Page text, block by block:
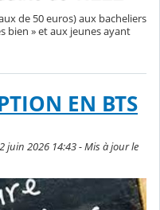
de 50 euros) aux bacheliers
bien » et aux jeunes ayant
EN BTS
juin 2026 14:43 - Mis à jour le